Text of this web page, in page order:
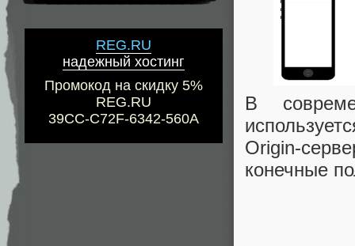
REG.RU
надежный хостинг
Промокод на скидку 5%
REG.RU
39CC-C72F-6342-560A
В
Origin-
конечные